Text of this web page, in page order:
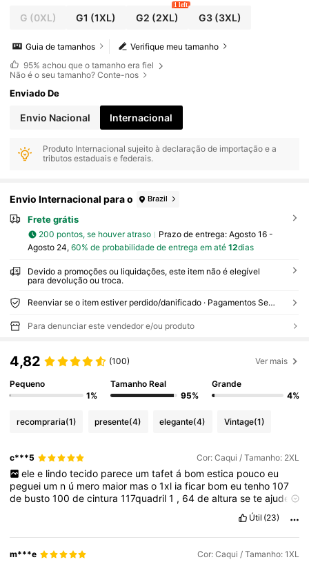
G (0XL) G1 (1XL) G2 (2XL)
1 left
G3(3XL)
Verifique meu tamanho
Guia de tamanhos
95% achou que o tamanho era fiel
Não é o seu tamanho? Conte-nos
Enviado De
Envio Nacional Internacional
Produto Internacional sujeito à declaração de importação e a
tributos estaduais e federais.
Envio Internacional para o Brazil
Frete grátis
200 pontos, se houver atraso Prazo de entrega: Agosto 16 -
Agosto 24, 60% de probabilidade de entrega em até 12dias
Devido a promoções ou liquidações, este item não é elegível
para devolução ou troca.
Reenviar se o item estiver perdido/danificado · Pagamentos Seguros · Proteção de privacidade
Para denunciar este vendedor e/ou produto
4,82 (100) Ver mais
Pequeno
1%
Tamanho Real
95%
Grande
4%
recompraria(1) presente(4) elegante(4) Vintage(1)
c***5 Cor: Caqui / Tamanho: 2XL
ele e lindo tecido parece um tafet á bom estica pouco eu
peguei um n ú mero maior maso1xl iaficar bomeutenho107
de busto100decintura117quadril1 , 64dealturaseteajudei
Útil (23)
m***e Cor: Caqui / Tamanho: 1XL